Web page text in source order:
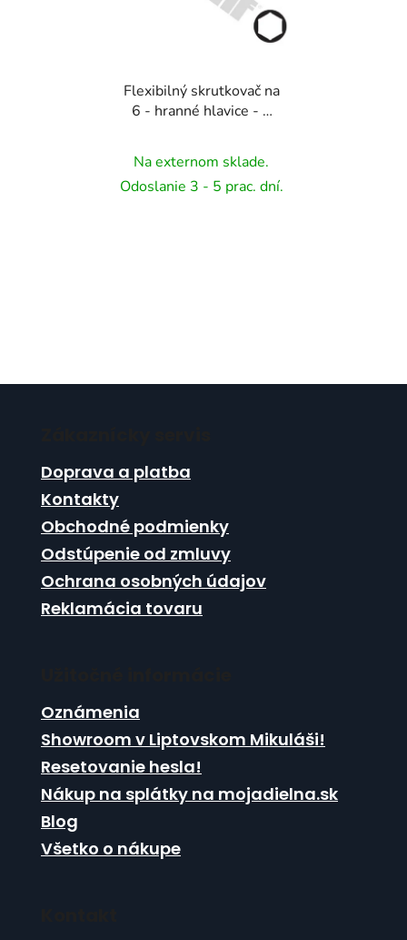
Flexibilný skrutkovač na
6 - hranné hlavice - 8
Na externom sklade.
Odoslanie 3 - 5 prac. dní.
Doprava a platba
Kontakty
Obchodné podmienky
Odstúpenie od zmluvy
Ochrana osobných údajov
Reklamácia tovaru
Oznámenia
Showroom v Liptovskom Mikuláši!
Resetovanie hesla!
Nákup na splátky na mojadielna.sk
Blog
Všetko o nákupe